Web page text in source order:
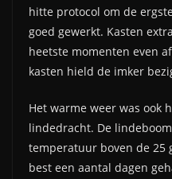
hitte protocol om de
goed gewerkt. Kasten
heetste momenten even
kasten hield de imker
Het warme weer was ook
lindedracht. De
temperatuur boven de 25
best een aantal dagen